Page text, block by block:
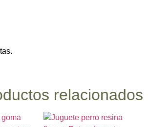
relacionados